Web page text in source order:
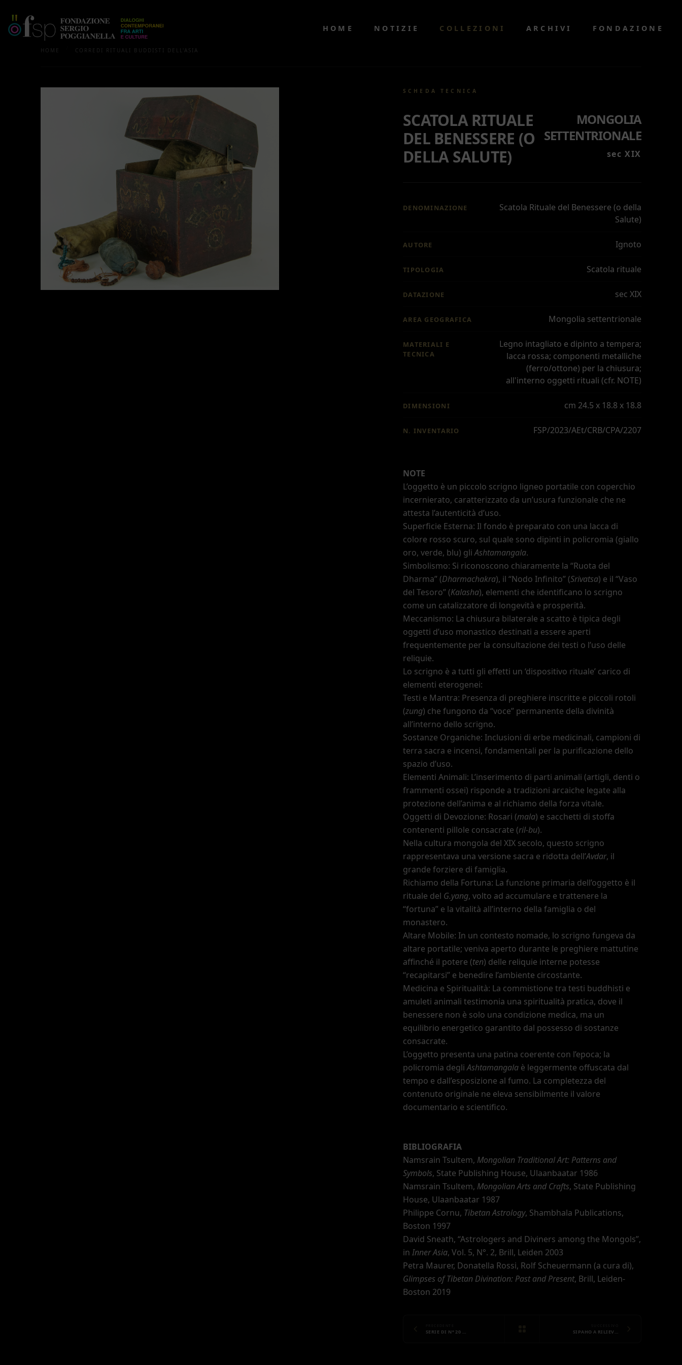
HOME NOTIZIE COLLEZIONI ARCHIVI FONDAZIONE
HOME CORREDI RITUALI BUDDISTI DELL'ASIA
SCHEDA TECNICA
SCATOLA RITUALE
DEL BENESSERE (O
DELLA SALUTE)
MONGOLIA
SETTENTRIONALE
sec XIX
DENOMINAZIONE
Scatola Rituale del Benessere (o della
Salute)
AUTORE Ignoto
TIPOLOGIA Scatola rituale
DATAZIONE sec XIX
AREA GEOGRAFICA Mongolia settentrionale
MATERIALI E
TECNICA
Legno intagliato e dipinto a tempera;
lacca rossa; componenti metalliche
(ferro/ottone) per la chiusura;
all'interno oggetti rituali (cfr. NOTE)
DIMENSIONI cm 24.5 x 18.8 x 18.8
N. INVENTARIO FSP/2023/AEt/CRB/CPA/2207
NOTE
L’oggetto è un piccolo scrigno ligneo portatile con coperchio
incernierato, caratterizzato da un’usura funzionale che ne
attesta l’autenticità d’uso.
Superficie Esterna: Il fondo è preparato con una lacca di
colore rosso scuro, sul quale sono dipinti in policromia (giallo
oro, verde, blu) gliAshtamangala.
Simbolismo: Si riconoscono chiaramente la “Ruota del
Dharma” (Dharmachakra), il “Nodo Infinito” (Srivatsa) e il “Vaso
del Tesoro” (Kalasha), elementi che identificano lo scrigno
come un catalizzatore di longevità e prosperità.
Meccanismo: La chiusura bilaterale a scatto è tipica degli
oggetti d’uso monastico destinati a essere aperti
frequentemente per la consultazione dei testi o l’uso delle
reliquie.
Lo scrigno è a tutti gli effetti un ‘dispositivo rituale’ carico di
elementi eterogenei:
Testi e Mantra: Presenza di preghiere inscritte e piccoli rotoli
(zung) che fungono da “voce” permanente della divinità
all’interno dello scrigno.
Sostanze Organiche: Inclusioni di erbe medicinali, campioni di
terra sacra e incensi, fondamentali per la purificazione dello
spazio d’uso.
Elementi Animali: L’inserimento di parti animali (artigli, denti o
frammenti ossei) risponde a tradizioni arcaiche legate alla
protezione dell’anima e al richiamo della forza vitale.
Oggetti di Devozione: Rosari (mala) e sacchetti di stoffa
contenenti pillole consacrate (ril-bu).
Nella cultura mongola del XIX secolo, questo scrigno
rappresentava una versione sacra e ridotta dell’Avdar, il
grande forziere di famiglia.
Richiamo della Fortuna: La funzione primaria dell’oggetto è il
rituale del G.yang, volto ad accumulare e trattenere la
“fortuna” e la vitalità all’interno della famiglia o del
monastero.
Altare Mobile: In un contesto nomade, lo scrigno fungeva da
altare portatile; veniva aperto durante le preghiere mattutine
affinché il potere (ten) delle reliquie interne potesse
“recapitarsi” e benedire l’ambiente circostante.
Medicina e Spiritualità: La commistione tra testi buddhisti e
amuleti animali testimonia una spiritualità pratica, dove il
benessere non è solo una condizione medica, ma un
equilibrio energetico garantito dal possesso di sostanze
consacrate.
L’oggetto presenta una patina coerente con l’epoca; la
policromia degliAshtamangala è leggermente offuscata dal
tempo e dall’esposizione al fumo. La completezza del
contenuto originale ne eleva sensibilmente il valore
documentario e scientifico.
BIBLIOGRAFIA
Namsrain Tsultem, Mongolian Traditional Art: Patterns and
Symbols, State Publishing House, Ulaanbaatar 1986
Namsrain Tsultem, Mongolian Arts and Crafts, State Publishing
House, Ulaanbaatar 1987
Philippe Cornu, Tibetan Astrology, Shambhala Publications,
Boston 1997
David Sneath, “Astrologers and Diviners among the Mongols”,
in Inner Asia, Vol. 5, N°. 2, Brill, Leiden 2003
Petra Maurer, Donatella Rossi, Rolf Scheuermann (a cura di),
Glimpses of Tibetan Divination: Past and Present, Brill, Leiden-
Boston 2019
SERIE DI N° 20 … SIPAHO A RILIEV…